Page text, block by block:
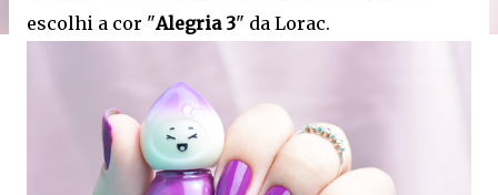
escolhi a cor "Alegria 3" da Lorac.